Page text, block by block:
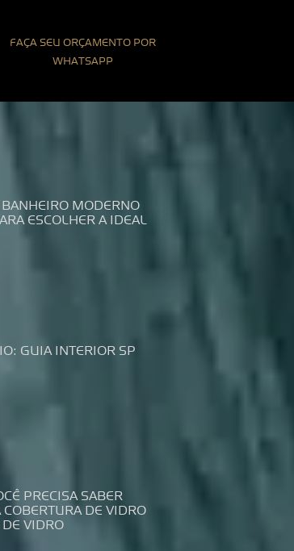
FAÇA SEU ORÇAMENTO POR
WHATSAPP
BANHEIRO MODERNO
ESCOLHER A IDEAL
GUIA INTERIOR SP
PRECISA SABER
DE VIDRO
VIDRO